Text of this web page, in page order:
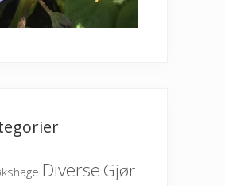
Diverse Gjør